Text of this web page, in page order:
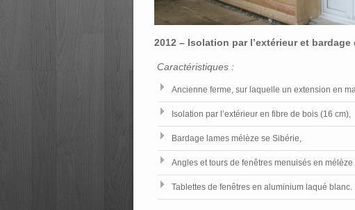
2012 – Isolation par l’extérieur et
Caractéristiques :
Ancienne ferme, sur laquelle un extension en
Isolation par l’extérieur en fibre de bois (16 cm),
Bardage lames mélèze se Sibérie,
Angles et tours de fenêtres menuisés en
Tablettes de fenêtres en aluminium laqué blanc.